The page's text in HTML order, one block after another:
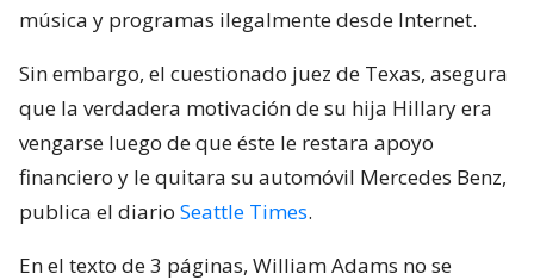
música y programas ilegalmente desde Internet.
Sin embargo, el cuestionado juez de Texas, asegura
que la verdadera motivación de su hija Hillary era
vengarse luego de que éste le restara apoyo
financiero y le quitara su automóvil Mercedes Benz,
publica el diario Seattle Times.
En el texto de 3 páginas, William Adams no se